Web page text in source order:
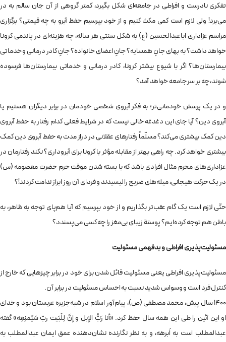
تفکری نادرست و افراطی در جامعه‌ای شکل بگیرد، کمتر گروهی از آن جان سالم به در
می‌برد! ولی لازم است کمی مکث کنیم و از خود بپرسیم حفظ آبرو به چه قیمتی؟ برگزاری
مراسم عزاداری اباعبدالحسین (ع) به شکل سنتی هر ساله، چه هزینه‌ای در پاندمی کرونا
خواهد داشت؟ به بهای جانِ همسایه؟ جانِ اعضای خانواده؟ جانِ کادر درمانی و خدماتی
بیمارستان‌ها؟ اگر با شیوع بیشتر کرونا، کادر درمانی و خدماتی بیمارستان‌ها فرسوده
شوند، چه بر سر جامعه خواهد آمد؟
و در یک پرسش خودمانی‌تر؛ به فکر آبروی شخصی خودمان در برابر دیگران هستیم یا
آبروی دین؟ آیا جای این دغدغه خالی نیست که در شرایط فعلی کدام رفتار به حفظ آبروی
دین کمک بیشتری می‌کند؟ مسلّماً رفتارهای عقلانی در دراز مدت به حفظ آبروی دین کمک
بیشتری خواهد کرد. چه راهی بهتر از مقابله مؤثر با کرونا برای آبروداری؟ نکند رفتارمان در
عزاداری‌های محرم مثال افرادی باشد که با بسته شدن موقت حرم حضرت معصومه (س)
در یک حرکت هیجانی، میله‌های ضریح را لیسیدند و فردای آن روز ابراز ندامت کردند!؟
حتّی لازم است یک گام عقب‌تر بگذاریم و از خود بپرسیم که آیا هم‌پای توجه به ظاهر، به
باطن هم توجه کرده‌ایم؟ پوستة زیبای بی‌مغز را چه کسی می‌پسندد؟
مسئولیت‌پذیری افراطی و بدفهمی مسئولیت
مسئولیت‌پذیری افراطی یعنی مسئولیت قائل شدن برای خود در برابر چیزهایی که خارج از
کنترل فرد است و وسواس شدید نسبت به احساس مسئولیت در برابر آن.
1400 سال پیش، محمد مصطفی (ص)، پیام‌آور اسلام در شبه‌جزیره عربستان بود و خدای
او این آئین را طی این همه سال حفظ کرد. «أنا رَبُّ الإبل و إنَّ لِلْبَیت ربّ سَیُمنِعِه» گفته
عبدالمطلب است به اَبرهه، و به نظر نگارنده نشان‌دهنده عمق ایمان عبدالمطلب به